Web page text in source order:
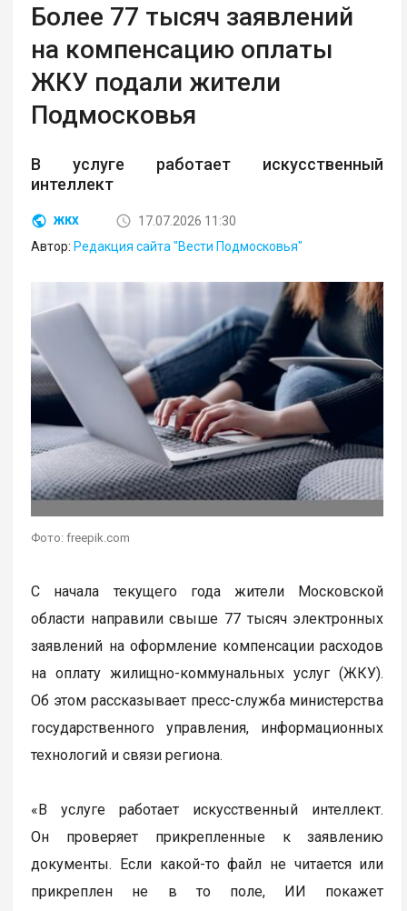
Более 77 тысяч заявлений
на компенсацию оплаты
ЖКУ подали жители
Подмосковья
В услуге работает искусственный
интеллект
ЖКХ
17.07.2026 11:30
Автор:Редакция сайта "Вести Подмосковья"
Фото: freepik.com
С начала текущего года жители Московской
области направили свыше 77 тысяч электронных
заявлений на оформление компенсации расходов
на оплату жилищно-коммунальных услуг (ЖКУ).
Об этом рассказывает пресс-служба министерства
государственного управления, информационных
технологий и связи региона.
«В услуге работает искусственный интеллект.
Он проверяет прикрепленные к заявлению
документы. Если какой-то файл не читается или
прикреплен не в то поле, ИИ покажет